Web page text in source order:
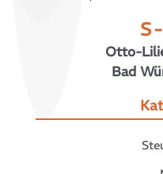
Otto-
Bad